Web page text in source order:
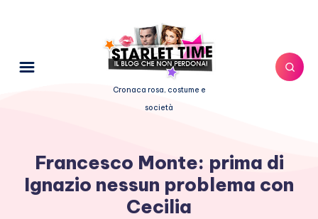
Cronaca rosa, costume e
società
Francesco Monte: prima di
Ignazio nessun problema con
Cecilia